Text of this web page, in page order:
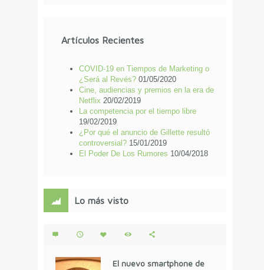
Artículos Recientes
COVID-19 en Tiempos de Marketing o
¿Será al Revés? 01/05/2020
Cine, audiencias y premios en la era de
Netflix 20/02/2019
La competencia por el tiempo libre
19/02/2019
¿Por qué el anuncio de Gillette resultó
controversial? 15/01/2019
El Poder De Los Rumores 10/04/2018
Lo más visto
El nuevo smartphone de